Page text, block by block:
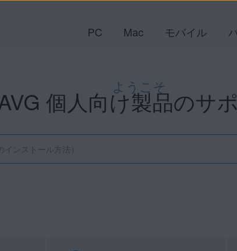
PC Mac モバイル
ようこそ
個人向け製品のサ